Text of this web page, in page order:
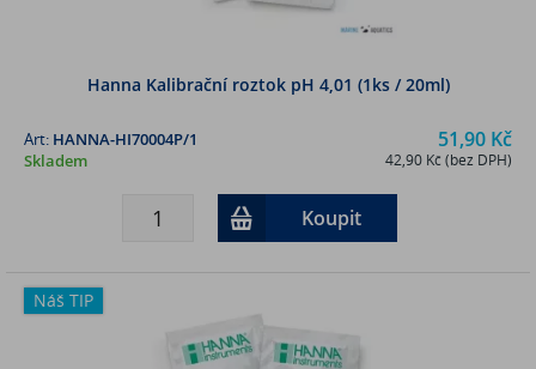
Hanna Kalibrační roztok pH 4,01 (1ks / 20ml)
51,90 Kč
42,90 Kč (bez DPH)
Art: HANNA-HI70004P/1
Skladem
Koupit
Náš TIP